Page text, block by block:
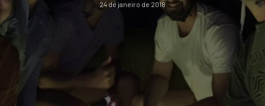
24 de janeiro de 2018